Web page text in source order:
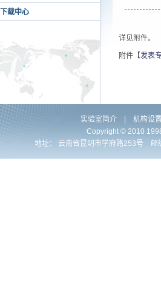
下载中心
详见附件。
附件【发表
实验室简介 机构设置
Copyright © 2010
地址： 云南省昆明市学府路253号